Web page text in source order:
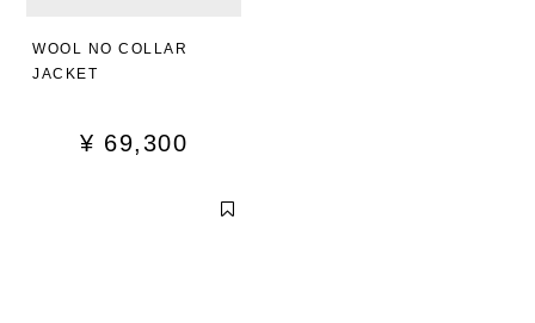
WOOL NO COLLAR
JACKET
¥ 69,300